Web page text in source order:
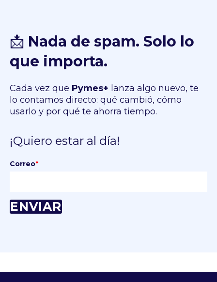
📩 Nada de spam. Solo lo
que importa.
Cada vez que Pymes+ lanza algo nuevo, te
lo contamos directo: qué cambió, cómo
usarlo y por qué te ahorra tiempo.
¡Quiero estar al día!
Correo*